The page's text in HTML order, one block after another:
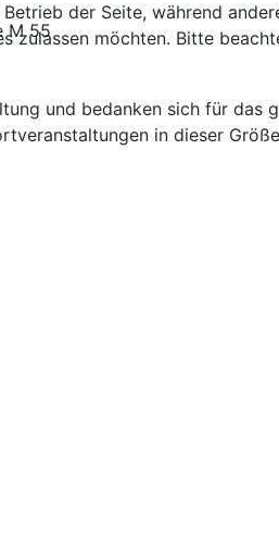
M 55
und bedanken sich für das
in dieser
der Seite, während
möchten. Bitte